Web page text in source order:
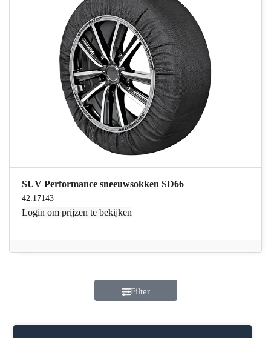
SUV Performance sneeuwsokken SD66
42.17143
Login om prijzen te bekijken
Filter